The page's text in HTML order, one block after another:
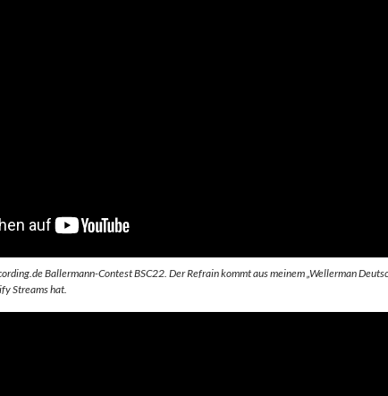
Ballermann-Contest BSC22. Der Refrain kommt aus meinem „Wellerman
Streams hat.